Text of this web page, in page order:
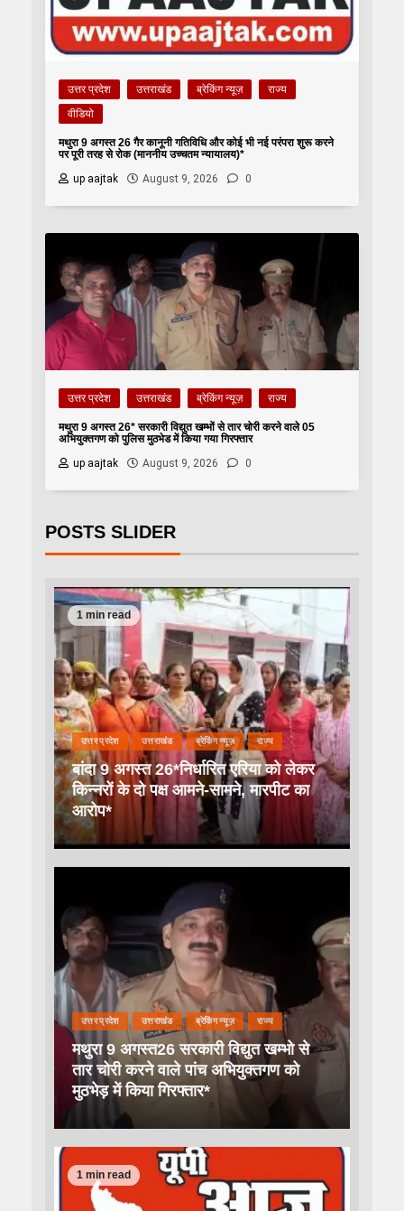
उत्तर प्रदेश उत्तराखंड ब्रेकिंग न्यूज़
राज्य
वीडियो
मथुरा 9 अगस्त 26 गैर कानूनी गतिविधि और कोई भी नई परंपरा शुरू करने
पर पूरी तरह से रोक (माननीय उच्चतम न्यायालय)*
up aajtak
August 9, 2026 0
उत्तर प्रदेश उत्तराखंड ब्रेकिंग न्यूज़ राज्य
मथुरा 9 अगस्त 26* सरकारी विद्युत खम्भों से तार चोरी करने वाले 05
अभियुक्तगण को पुलिस मुठभेड में किया गया गिरफ्तार
up aajtak
August 9, 2026 0
POSTS SLIDER
1 min read
उत्तर प्रदेश उत्तराखंड ब्रेकिंग न्यूज़ राज्य
बांदा 9 अगस्त 26*निर्धारित एरिया को लेकर
किन्नरों के दो पक्ष आमने-सामने, मारपीट का
आरोप*
उत्तर प्रदेश उत्तराखंड ब्रेकिंग न्यूज़ राज्य
मथुरा 9 अगस्त26 सरकारी विद्युत खम्भो से
तार चोरी करने वाले पांच अभियुक्तगण को
मुठभेड़ में किया गिरफ्तार*
1 min read